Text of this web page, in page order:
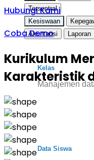
Tersentral
Kesiswaan
Akuntansi
Laporan
Kelas
Manajemen
Data Siswa
Hubungi Kami
Coba Demo
Kurikulum
Karakteristik